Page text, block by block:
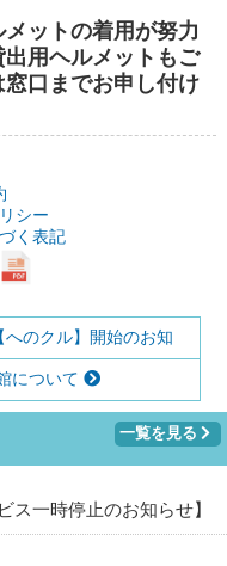
ットの着用が努力
用ヘルメットもご
口までお申し付け
シー
く表記
のクル】開始のお知
について
一覧を見る
ス一時停止のお知らせ】